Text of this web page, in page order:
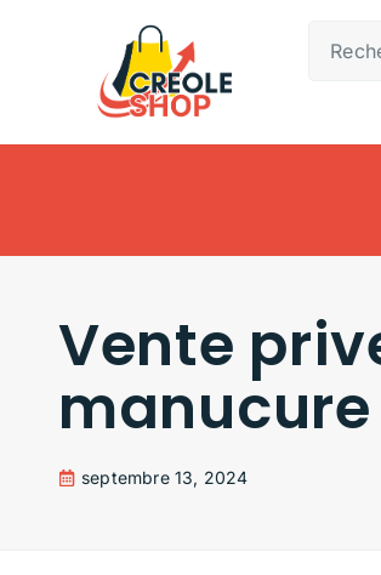
Vente
septembre 13, 2024